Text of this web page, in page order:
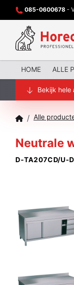
085-0600678 -
HOME ALLE
Bekijk hele
/ Alle
Neutrale
D-TA207CD/U-